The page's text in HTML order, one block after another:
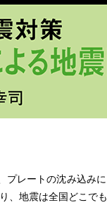
レートの沈み込み
、地震は全国どこで